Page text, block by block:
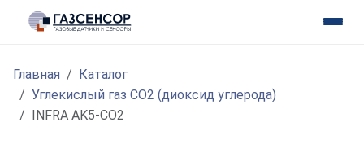
Главная
Каталог
Углекислый газ CO2 (диоксид углерода)
INFRA AK5-CO2